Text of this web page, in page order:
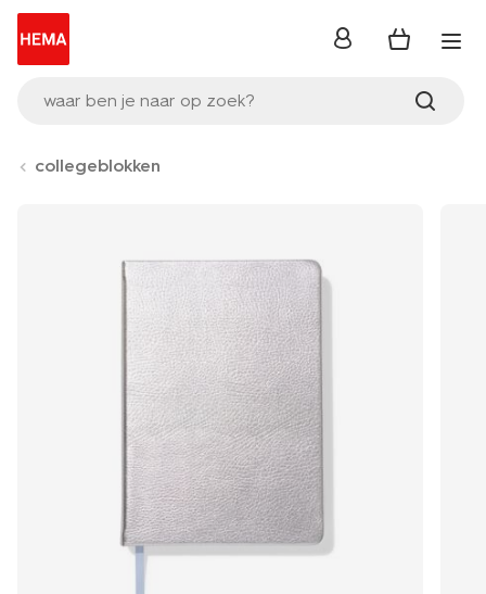
waar ben je naar op zoek?
inloggen
collegeblokken